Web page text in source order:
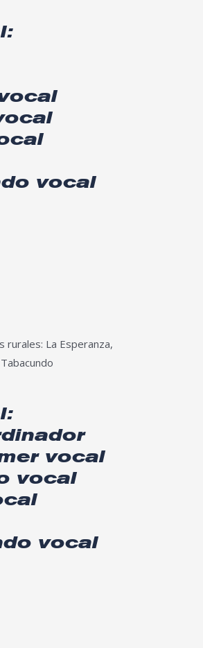
vocal
rurales: La Esperanza,
vocal
vocal
vocal